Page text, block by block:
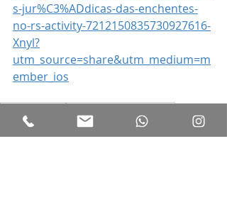
s-jur%C3%ADdicas-das-enchentes-
no-rs-activity-7212150835730927616-
Xnyl?
utm_source=share&utm_medium=m
ember_ios
Relações de Consumo
Prestação de Serviços
Calamidade Pública